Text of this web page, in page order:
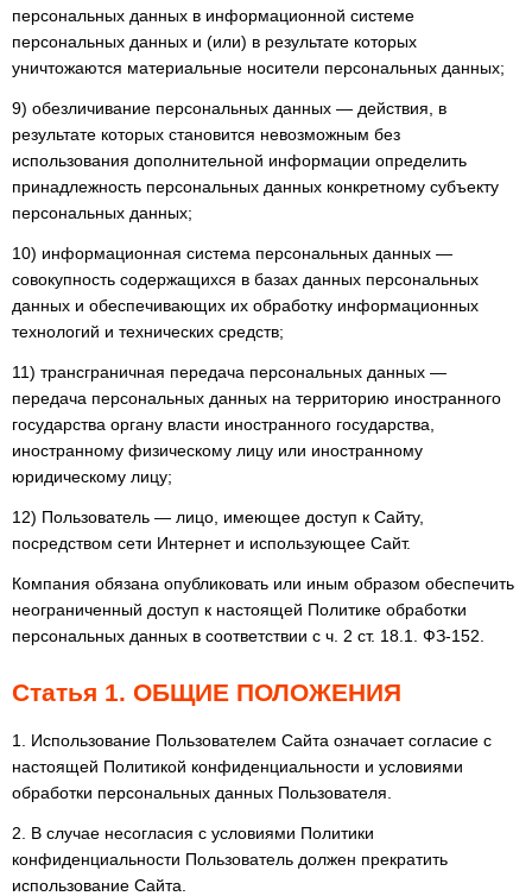
персональных данных в информационной системе
персональных данных и (или) в результате которых
уничтожаются материальные носители персональных данных;
9) обезличивание персональных данных — действия, в
результате которых становится невозможным без
использования дополнительной информации определить
принадлежность персональных данных конкретному субъекту
персональных данных;
10) информационная система персональных данных —
совокупность содержащихся в базах данных персональных
данных и обеспечивающих их обработку информационных
технологий и технических средств;
11) трансграничная передача персональных данных —
передача персональных данных на территорию иностранного
государства органу власти иностранного государства,
иностранному физическому лицу или иностранному
юридическому лицу;
12) Пользователь — лицо, имеющее доступ к Сайту,
посредством сети Интернет и использующее Сайт.
Компания обязана опубликовать или иным образом обеспечить
неограниченный доступ к настоящей Политике обработки
персональных данных в соответствии с ч. 2 ст. 18.1. ФЗ-152.
Статья 1. ОБЩИЕ ПОЛОЖЕНИЯ
1. Использование Пользователем Сайта означает согласие с
настоящей Политикой конфиденциальности и условиями
обработки персональных данных Пользователя.
2. В случае несогласия с условиями Политики
конфиденциальности Пользователь должен прекратить
использование Сайта.